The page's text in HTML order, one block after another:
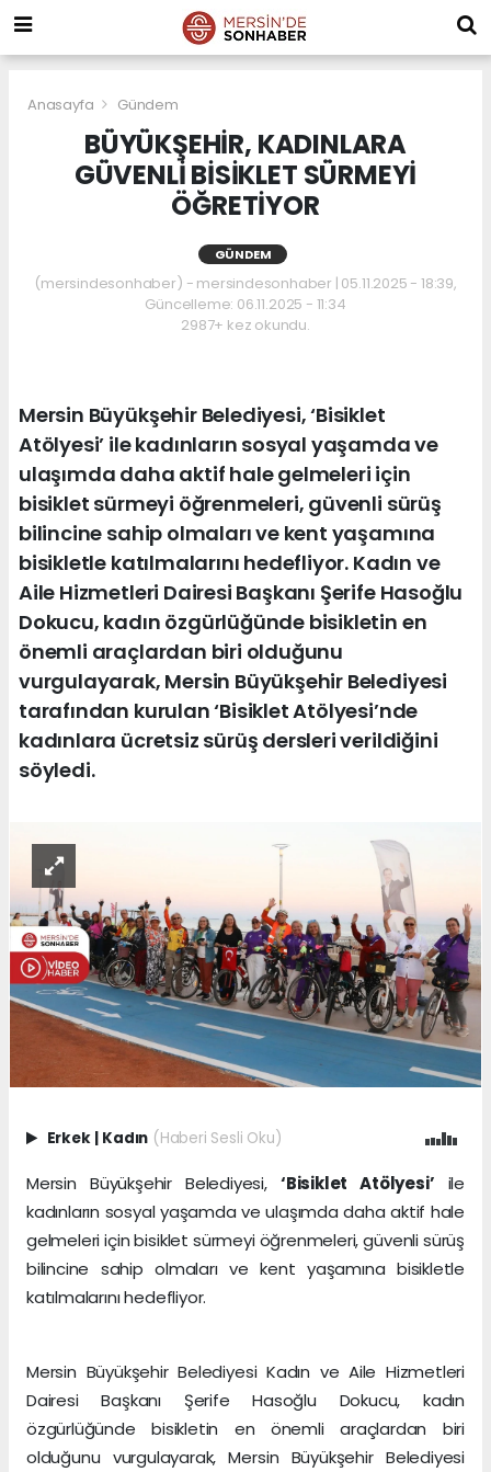
Anasayfa Gündem
BÜYÜKŞEHİR, KADINLARA
GÜVENLİ BİSİKLET SÜRMEYİ
ÖĞRETİYOR
GÜNDEM
(mersindesonhaber) - mersindesonhaber | 05.11.2025 - 18:39,
Güncelleme: 06.11.2025 - 11:34
2987+ kez okundu.
Mersin Büyükşehir Belediyesi, ‘Bisiklet
Atölyesi’ ile kadınların sosyal yaşamda ve
ulaşımda daha aktif hale gelmeleri için
bisiklet sürmeyi öğrenmeleri, güvenli sürüş
bilincine sahip olmaları ve kent yaşamına
bisikletle katılmalarını hedefliyor. Kadın ve
Aile Hizmetleri Dairesi Başkanı Şerife Hasoğlu
Dokucu, kadın özgürlüğünde bisikletin en
önemli araçlardan biri olduğunu
vurgulayarak, Mersin Büyükşehir Belediyesi
tarafından kurulan ‘Bisiklet Atölyesi’nde
kadınlara ücretsiz sürüş dersleri verildiğini
söyledi.
Erkek | Kadın (Haberi Sesli Oku)
Mersin Büyükşehir Belediyesi, ‘Bisiklet Atölyesi’ ile
kadınların sosyal yaşamda ve ulaşımda daha aktif hale
gelmeleri için bisiklet sürmeyi öğrenmeleri, güvenli sürüş
bilincine sahip olmaları ve kent yaşamına bisikletle
katılmalarını hedefliyor.
Mersin Büyükşehir Belediyesi Kadın ve Aile Hizmetleri
Dairesi Başkanı Şerife Hasoğlu Dokucu, kadın
özgürlüğünde bisikletin en önemli araçlardan biri
olduğunu vurgulayarak, Mersin Büyükşehir Belediyesi